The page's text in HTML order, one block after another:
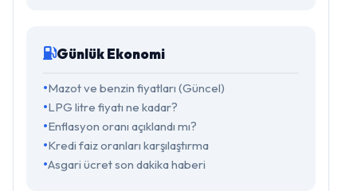
Günlük Ekonomi
Mazot ve benzin fiyatları (Güncel)
LPG litre fiyatı ne kadar?
Enflasyon oranı açıklandı mı?
Kredi faiz oranları karşılaştırma
Asgari ücret son dakika haberi